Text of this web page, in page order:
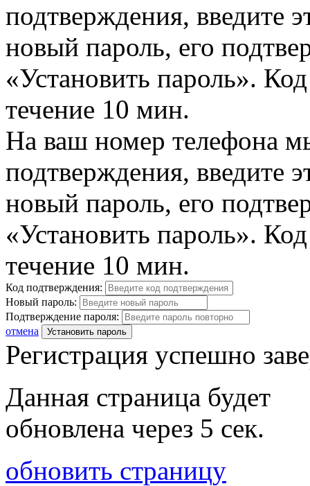
подтверждения, введите
новый пароль, его
«Установить пароль».
течение 10 мин.
На ваш номер телефона
подтверждения, введите
новый пароль, его
«Установить пароль».
течение 10 мин.
Код подтверждения:
Новый пароль:
Подтверждение пароля:
отмена
Установить пароль
Регистрация успешно
Данная страница будет
обновлена через 5 сек.
обновить страницу